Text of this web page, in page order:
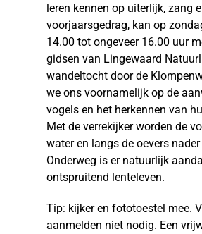
leren kennen op uiterlijk, zang
voorjaarsgedrag, kan op
14.00 tot ongeveer 16.00 uur
gidsen van Lingewaard
wandeltocht door de
we ons voornamelijk op de
vogels en het herkennen van
Met de verrekijker worden de
water en langs de oevers nader
Onderweg is er natuurlijk
ontspruitend lenteleven.
Tip: kijker en fototoestel mee.
aanmelden niet nodig. Een